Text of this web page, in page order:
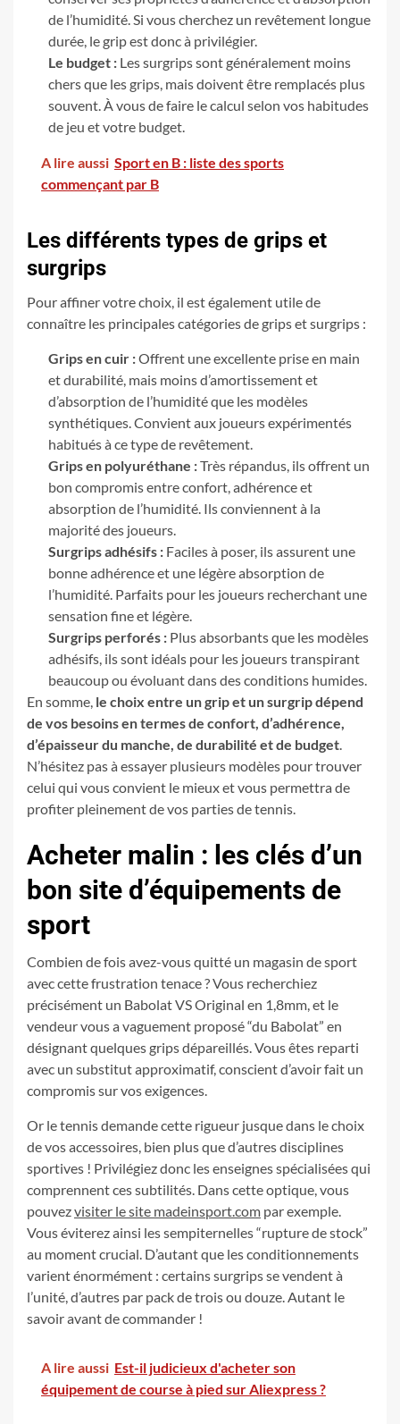
de l’humidité. Si vous cherchez un revêtement longue
durée, le grip est donc à privilégier.
Le budget : Les surgrips sont généralement moins
chers que les grips, mais doivent être remplacés plus
souvent. À vous de faire le calcul selon vos habitudes
de jeu et votre budget.
A lire aussi Sport en B : liste des sports
commençant par B
Les différents types de grips et
surgrips
Pour affiner votre choix, il est également utile de
connaître les principales catégories de grips et surgrips :
Grips en cuir :Offrent une excellente prise en main
et durabilité, mais moins d’amortissement et
d’absorption de l’humidité que les modèles
synthétiques. Convient aux joueurs expérimentés
habitués à ce type de revêtement.
Grips en polyuréthane :Très répandus, ils offrent un
bon compromis entre confort, adhérence et
absorption de l’humidité. Ils conviennent à la
majorité des joueurs.
Surgrips adhésifs : Faciles à poser, ils assurent une
bonne adhérence et une légère absorption de
l’humidité. Parfaits pour les joueurs recherchant une
sensation fine et légère.
Surgrips perforés : Plus absorbants que les modèles
adhésifs, ils sont idéals pour les joueurs transpirant
beaucoup ou évoluant dans des conditions humides.
En somme, le choix entre un grip et un surgrip dépend
de vos besoins en termes de confort, d’adhérence,
d’épaisseur du manche, de durabilité et de budget
N’hésitez pas à essayer plusieurs modèles pour trouver
celui qui vous convient le mieux et vous permettra de
profiter pleinement de vos parties de tennis.
Acheter malin : les clés d’un
bon site d’équipements de
sport
Combien de fois avez-vous quitté un magasin de sport
avec cette frustration tenace ? Vous recherchiez
précisément un Babolat VS Original en 1,8mm, et le
vendeur vous a vaguement proposé “du Babolat” en
désignant quelques grips dépareillés. Vous êtes reparti
avec un substitut approximatif, conscient d’avoir fait un
compromis sur vos exigences.
Or le tennis demande cette rigueur jusque dans le choix
de vos accessoires, bien plus que d’autres disciplines
sportives ! Privilégiez donc les enseignes spécialisées qui
comprennent ces subtilités. Dans cette optique, vous
pouvezvisiter le site madeinsport.com par exemple.
Vous éviterez ainsi les sempiternelles “rupture de stock”
au moment crucial. D’autant que les conditionnements
varient énormément : certains surgrips se vendent à
l’unité, d’autres par pack de trois ou douze. Autant le
savoir avant de commander !
A lire aussi Est-il judicieux d'acheter son
équipement de course à pied sur Aliexpress ?